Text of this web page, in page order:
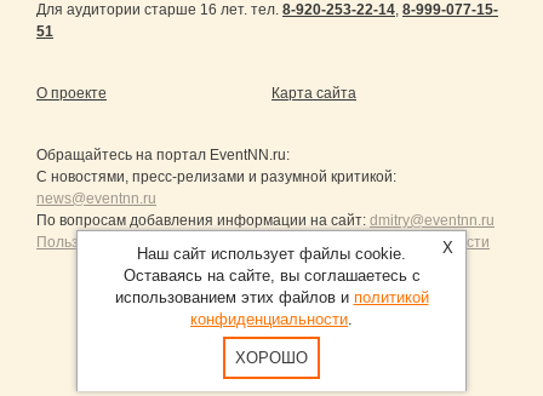
Для аудитории старше 16 лет. тел. 8-920-253-22-14, 8-999-077-15-
51
О проекте Карта сайта
Обращайтесь на портал EventNN.ru:
С новостями, пресс-релизами и разумной критикой:
news@eventnn.ru
По вопросам добавления информации на сайт: dmitry@eventnn.ru
Пользовательское Соглашение и политика конфиденциальности
Продвижение сайтов Санкт-Петербург
X
Наш сайт использует файлы cookie.
Оставаясь на сайте, вы соглашаетесь с
использованием этих файлов и политикой
конфиденциальности.
ХОРОШО